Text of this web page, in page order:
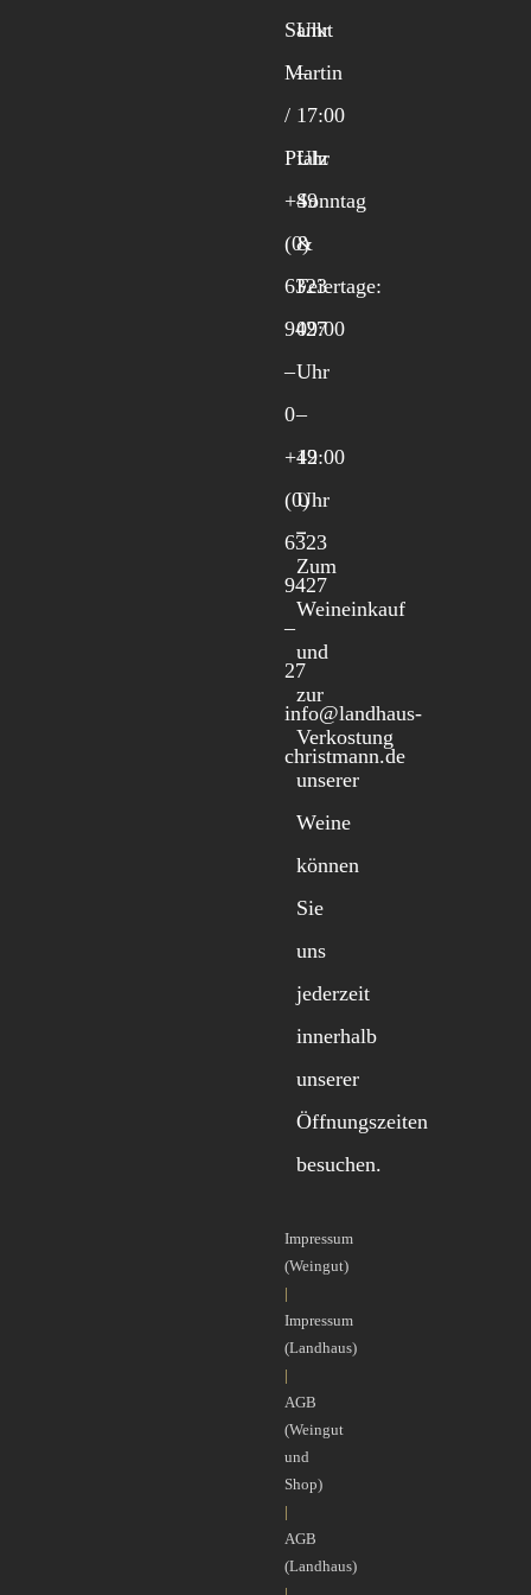
Sankt
Martin
/
Pfalz
+49
(0)
6323
9427
–
0
+49
(0)
6323
9427
–
27
info@landhaus-
christmann.de
Uhr
–
17:00
Uhr
Sonntag
&
Feiertage:
09:00
Uhr
–
12:00
Uhr
Zum
Weineinkauf
und
zur
Verkostung
unserer
Weine
können
Sie
uns
jederzeit
innerhalb
unserer
Öffnungszeiten
besuchen.
Impressum
(Weingut)
|
Impressum
(Landhaus)
|
AGB
(Weingut
und
Shop)
|
AGB
(Landhaus)